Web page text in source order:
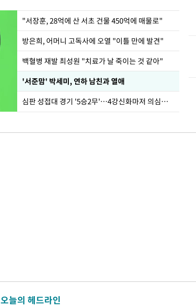
"서장훈, 28억에 산 서초 건물 450억에 매물로"
방은희, 어머니 고독사에 오열 "이틀 만에 발견"
백혈병 재발 최성원 "치료가 날 죽이는 것 같아"
'서준맘' 박세미, 연하 남친과 열애
심판 성접대 경기 '5승2무'…4강신화마저 의심받아
오늘의 헤드라인